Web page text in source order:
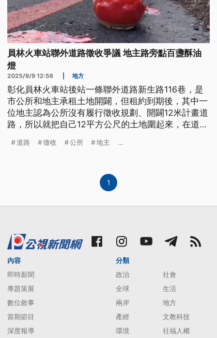
員林火車站聯外道路徵收爭議 地主路旁點百盞酥油
燈
2025/9/9 12:56 地方
彰化員林火車站後站一條聯外道路新生路116巷，是
市公所和地主承租土地開闢，但租約到期後，其中一
位地主認為公所沒有履行徵收規劃、開闢12米計畫道
路，所以就把自己12平方公尺的土地圍起來，在道路
經費不足，暫時無法徵收。
道路 徵收 公所 地主 ...
1
內容
即時新聞
專題策展
數位敘事
當期節目
深度報導
分類
政治
社會
全球
生活
兩岸
地方
產經
文教科技
環境
社福人權